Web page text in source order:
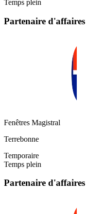
Temps plein
Partenaire d'affaires
Fenêtres Magistral
Terrebonne
Temporaire
Temps plein
Partenaire d'affaires